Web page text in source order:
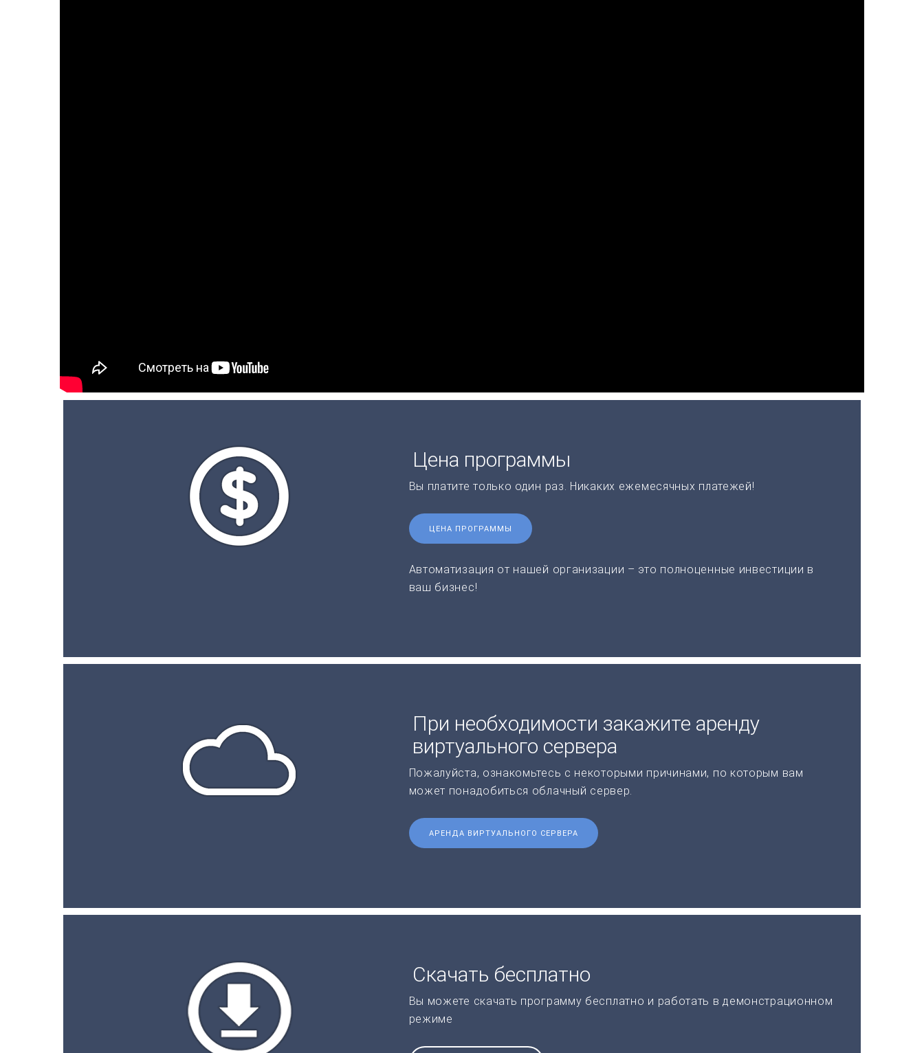
Цена программы
Вы платите только один раз. Никаких ежемесячных платежей!
ЦЕНА ПРОГРАММЫ
Автоматизация от нашей организации – это полноценные инвестиции в
ваш бизнес!
При необходимости закажите аренду
виртуального сервера
Пожалуйста, ознакомьтесь с некоторыми причинами, по которым вам
может понадобиться облачный сервер.
АРЕНДА ВИРТУАЛЬНОГО СЕРВЕРА
Скачать бесплатно
Вы можете скачать программу бесплатно и работать в демонстрационном
режиме